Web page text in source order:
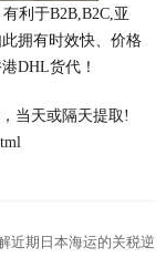
利于B2B,B2C,亚
拥有时效快、价格
DHL货代！
当天或隔天提取!
近期日本海运的关税逆